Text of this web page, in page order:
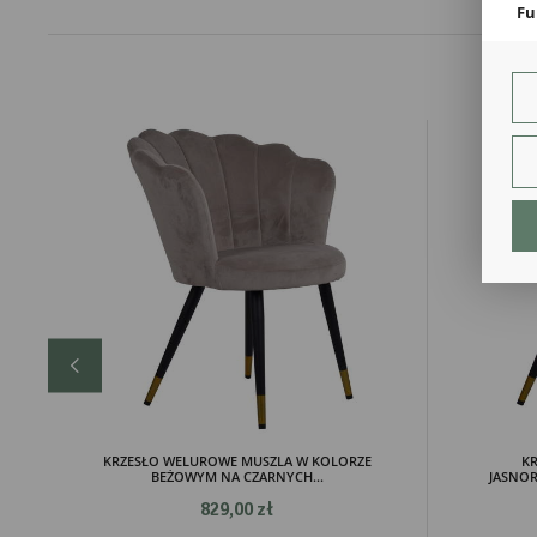
KRZESŁO WELUROWE MUSZLA W KOLORZE
BEŻOWYM NA CZARNYCH...
829,00 zł